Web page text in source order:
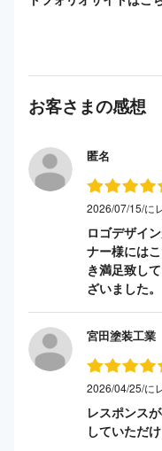
お客さまの感想
匿名
2026/07/15/に
ロゴデザイ
ナー様には
き満足致し
ざいました。
宮田塗装工業
2026/04/25/に
レスポンス
していただ